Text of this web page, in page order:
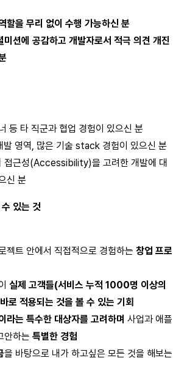
할을 무리 없이 수행 가능하신 분
미션에 공감하고 개발자로서 적극 의견 개진
등 타 직군과 협업 경험이 있으신 분
발 영역, 많은 기술 stack 경험이 있으신 분
접근성(Accessibility)을 고려한 개발에 대
신 분
있는 것
젝트 안에서 직접적으로 경험하는 창업 프로
실제 고객들(서비스 누적 1000명 이상의
로 적용되는 것을 볼 수 있는 기회
라는 특수한 대상자를 고려하며 사업과 애플
안하는 특별한 경험
을 바탕으로 내가 하고싶은 모든 것을 해보는